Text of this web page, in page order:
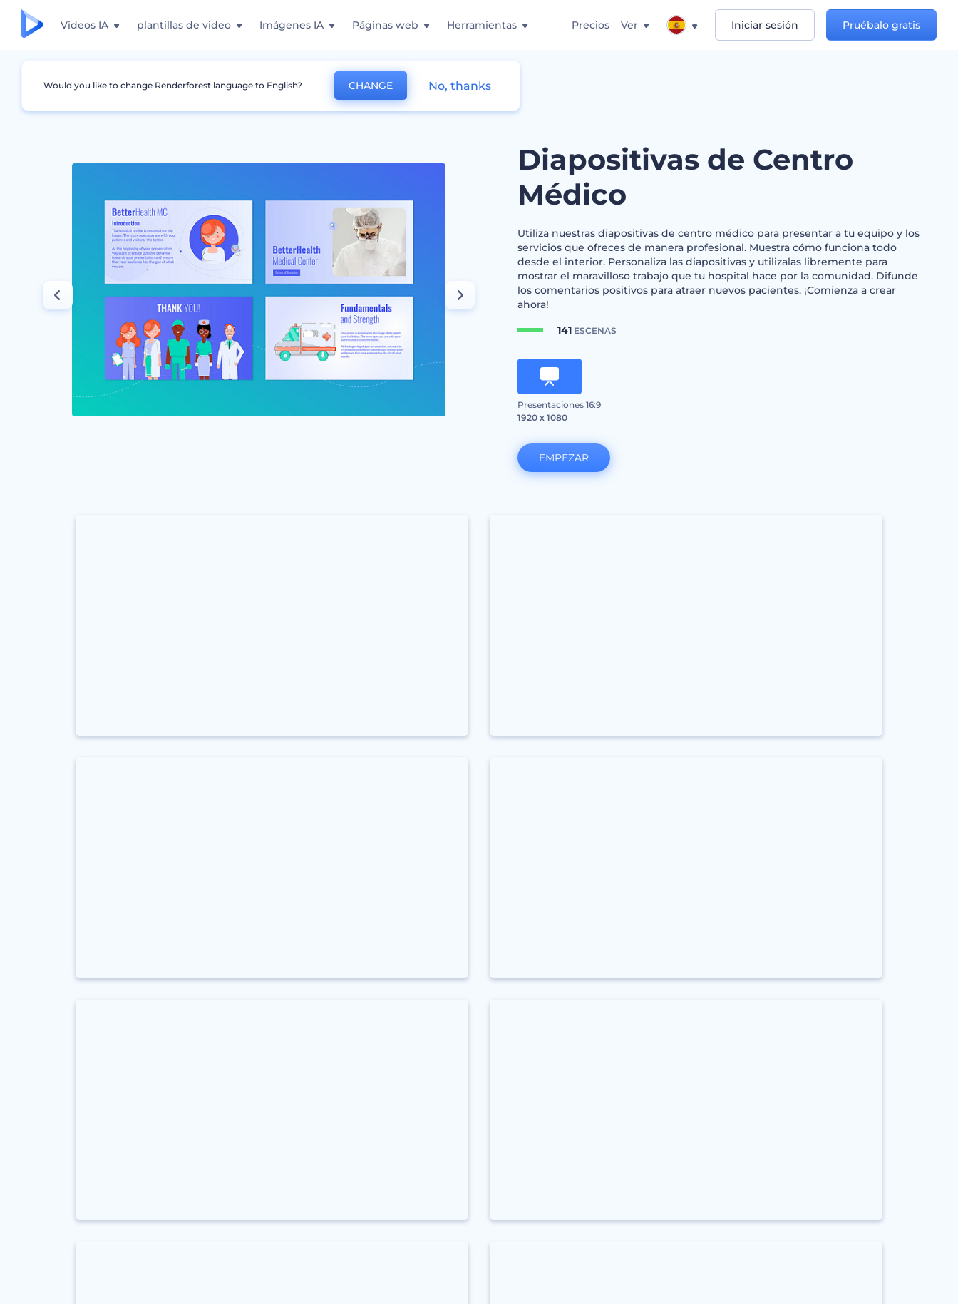
Videos IA plantillas de video Imágenes IA Páginas web Herramientas Precios Ver Iniciar sesión Pruébalo gratis
Gráficos Médico Diapositivas de Centro Médico
Diapositivas de Centro
Médico
Utiliza nuestras diapositivas de centro médico para presentar a tu equipo y los
servicios que ofreces de manera profesional. Muestra cómo funciona todo
desde el interior. Personaliza las diapositivas y utilizalas libremente para
mostrar el maravilloso trabajo que tu hospital hace por la comunidad. Difunde
los comentarios positivos para atraer nuevos pacientes. ¡Comienza a crear
ahora!
141 ESCENAS
Presentaciones 16:9
1920 x 1080
EMPEZAR
Would you like to change Renderforest language to English? CHANGE No, thanks